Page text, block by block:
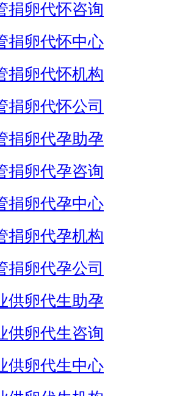
捐卵代怀咨询
捐卵代怀中心
捐卵代怀机构
捐卵代怀公司
捐卵代孕助孕
捐卵代孕咨询
捐卵代孕中心
捐卵代孕机构
捐卵代孕公司
供卵代生助孕
供卵代生咨询
供卵代生中心